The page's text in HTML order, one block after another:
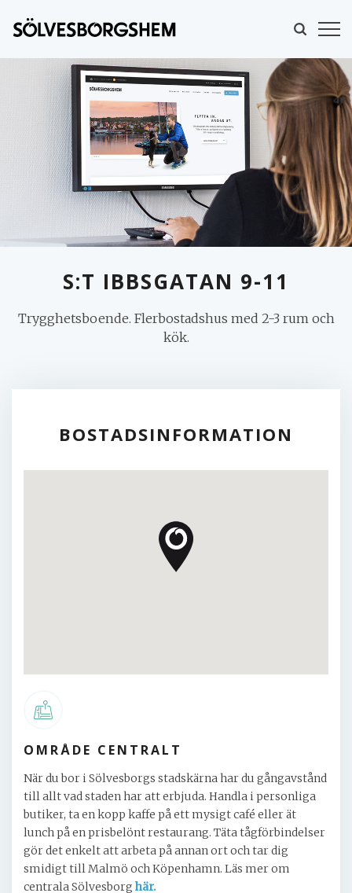
S:T IBBSGATAN 9-11
Trygghetsboende. Flerbostadshus med 2-3 rum och
kök.
BOSTADSINFORMATION
OMRÅDE CENTRALT
När du bor i Sölvesborgs stadskärna har du gångavstånd
till allt vad staden har att erbjuda. Handla i personliga
butiker, ta en kopp kaffe på ett mysigt café eller ät
lunch på en prisbelönt restaurang. Täta tågförbindelser
gör det enkelt att arbeta på annan ort och tar dig
smidigt till Malmö och Köpenhamn. Läs mer om
centrala Sölvesborghär.
MINA SIDOR